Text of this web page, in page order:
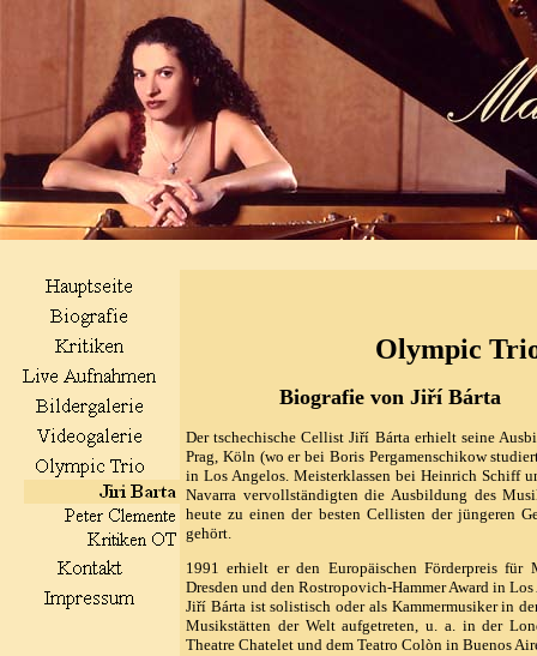
Olympic
Biografie von Jiří Bárta
Der tschechische Cellist Jiří Bárta erhielt seine
Prag, Köln (wo er bei Boris Pergamenschikow
in Los Angelos. Meisterklassen bei Heinrich Schiff
Navarra vervollständigten die Ausbildung des
heute zu einen der besten Cellisten der jüngeren
gehört.
1991 erhielt er den Europäischen Förderpreis für
Dresden und den Rostropovich-Hammer Award in Los
Jiří Bárta ist solistisch oder als Kammermusiker in
Musikstätten der Welt aufgetreten, u. a. in der
Theatre Chatelet und dem Teatro Colòn in Buenos